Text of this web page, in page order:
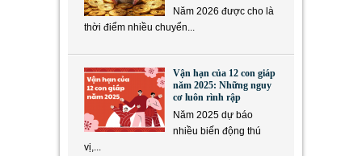
Năm 2026 được cho là
thời điểm nhiều chuyển...
Vận hạn của 12 con giáp
năm 2025: Những nguy
cơ luôn rình rập
Năm 2025 dự báo
nhiều biến động thú
vị,...